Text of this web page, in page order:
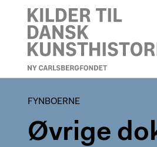
FYNBOERNE
FYNBOERNE
Øvrige